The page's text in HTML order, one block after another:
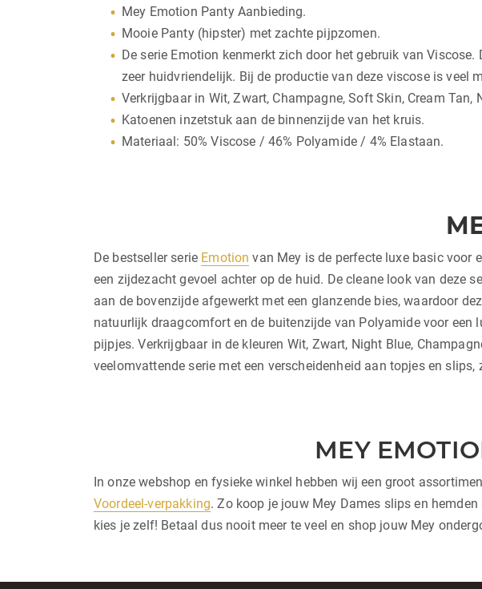
Mey Emotion Panty Aanbieding.
Mooie Panty (hipster) met zachte pijpzomen.
De serie Emotion kenmerkt zich door het gebruik van
zeer huidvriendelijk. Bij de productie van deze viscose is veel
Verkrijgbaar in Wit, Zwart, Champagne, Soft Skin, Cream Tan,
Katoenen inzetstuk aan de binnenzijde van het kruis.
Materiaal: 50% Viscose / 46% Polyamide / 4% Elastaan.
De bestseller serie Emotion van Mey is de perfecte luxe basic voor
een zijdezacht gevoel achter op de huid. De cleane look van deze
aan de bovenzijde afgewerkt met een glanzende bies, waardoor
natuurlijk draagcomfort en de buitenzijde van Polyamide voor
pijpjes. Verkrijgbaar in de kleuren Wit, Zwart, Night Blue,
veelomvattende serie met een verscheidenheid aan topjes en
MEY
In onze webshop en fysieke winkel hebben wij een groot
Voordeel-verpakking. Zo koop je jouw Mey Dames slips en
kies je zelf! Betaal dus nooit meer te veel en shop jouw Mey